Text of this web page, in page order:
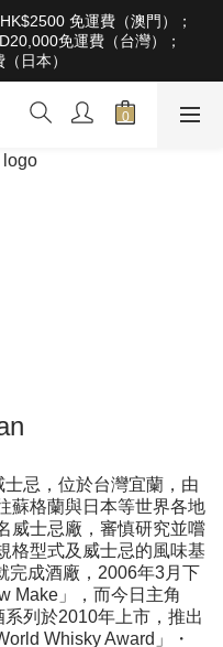
未成年人售賣或供應令人醺
intoxicating liquor must
in the course of business
免運費（澳門）；
免運費（台灣）；
日本）
未成年人售賣或供應令人醺
intoxicating liquor must
忌，位於台灣宜蘭，由
蘇格蘭與日本等世界各地
威士忌廠，審慎研究並嚐
格型式及威士忌的風味基
完成酒廠，2006年3月下
Make」，而今日主角
系列於2010年上市，推出
Whisky Award」・